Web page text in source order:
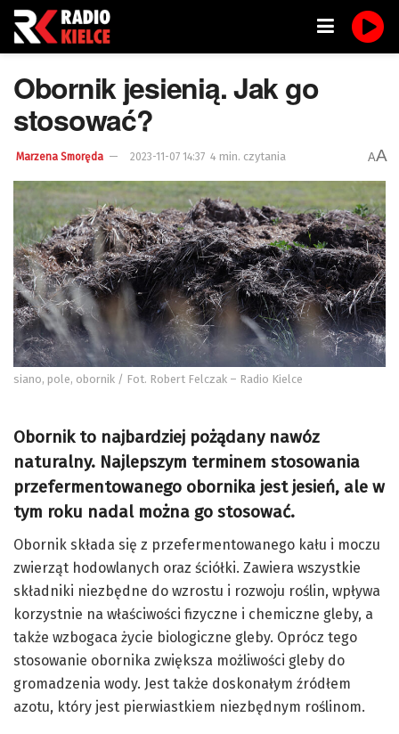
Obornik jesienią. Jak go
stosować?
Marzena Smoręda 2023-11-07 14:37 4 min. czytania AA
siano, pole, obornik / Fot. Robert Felczak – Radio Kielce
Obornik to najbardziej pożądany nawóz
naturalny. Najlepszym terminem stosowania
przefermentowanego obornika jest jesień, ale w
tym roku nadal można go stosować.
Obornik składa się z przefermentowanego kału i moczu
zwierząt hodowlanych oraz ściółki. Zawiera wszystkie
składniki niezbędne do wzrostu i rozwoju roślin, wpływa
korzystnie na właściwości fizyczne i chemiczne gleby, a
także wzbogaca życie biologiczne gleby. Oprócz tego
stosowanie obornika zwiększa możliwości gleby do
gromadzenia wody. Jest także doskonałym źródłem
azotu, który jest pierwiastkiem niezbędnym roślinom.